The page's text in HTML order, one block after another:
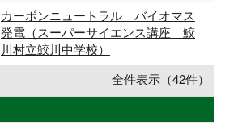
カーボンニュートラル バイオマス
発電（スーパーサイエンス講座 鮫
川村立鮫川中学校）
全件表示（42件）